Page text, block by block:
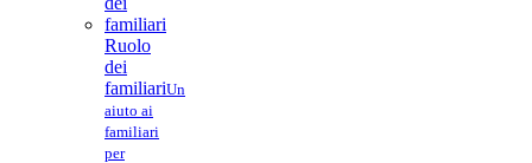
Ruolo
dei
familiariUn
aiuto ai
familiari
per